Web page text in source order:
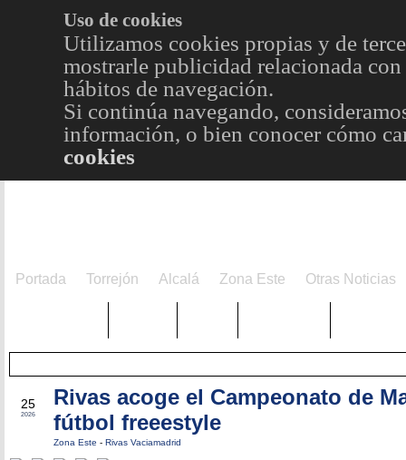
Uso de cookies
Utilizamos cookies propias y de
mostrarle publicidad relacionada
hábitos de navegación.
Si continúa navegando,
información, o bien conocer cómo
cookies
Portada Torrejón Alcalá Zona Este Otras Noticias
25
2026
Rivas acoge el Campeonato de
fútbol freeestyle
Zona Este - Rivas Vaciamadrid